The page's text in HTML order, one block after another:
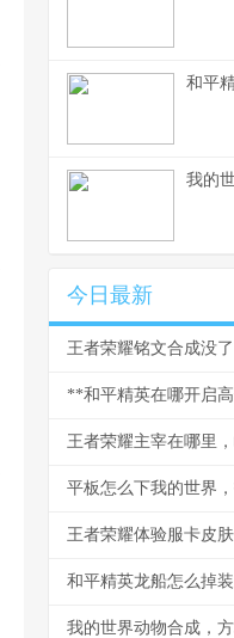
和平
我的
今日最新
王者荣耀铭文合成没
王者荣耀主宰在哪里
平板怎么下我的世界
我的世界动物合成，